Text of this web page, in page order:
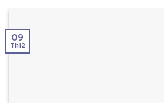
09
Th12